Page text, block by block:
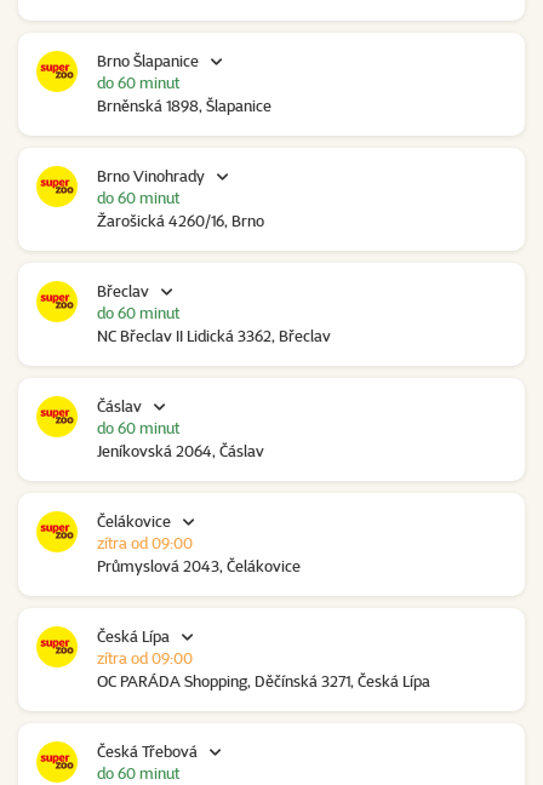
Brno Šlapanice
Brněnská 1898, Šlapanice
do 60 minut
Brno Vinohrady
Žarošická 4260/16, Brno
do 60 minut
Břeclav
NC Břeclav II Lidická 3362, Břeclav
do 60 minut
Čáslav
Jeníkovská 2064, Čáslav
do 60 minut
Čelákovice
Průmyslová 2043, Čelákovice
zítra od 09:00
Česká Lípa
OC PARÁDA Shopping, Děčínská 3271, Česká Lípa
zítra od 09:00
Česká Třebová
do 60 minut